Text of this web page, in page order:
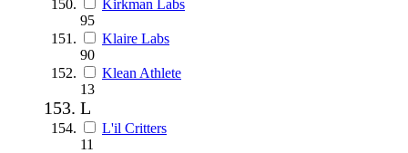
Kirkman Labs
95
Klaire Labs
90
Klean Athlete
13
L
L'il Critters
11